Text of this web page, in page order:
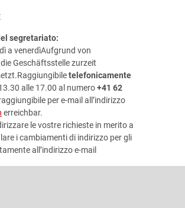
segretariato:
a venerdìAufgrund von
Geschäftsstelle zurzeit
Raggiungibiletelefonicamente
alle 17.00 al numero+41 62
per e-mail all’indirizzo
erreichbar.
le vostre richieste in merito a
i cambiamenti di indirizzo per gli
all’indirizzo e-mail